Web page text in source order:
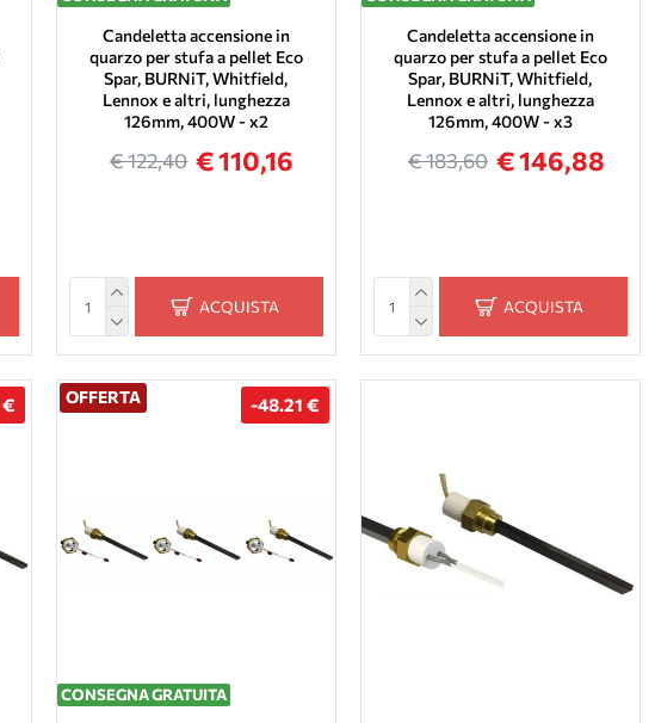
Candeletta accensione in
quarzo per stufa a pellet Eco
Spar, BURNiT, Whitfield,
Lennox e altri, lunghezza
126mm, 400W - x2
€ 110,16
€ 122,40
ACQUISTA
Candeletta accensione in
quarzo per stufa a pellet Eco
Spar, BURNiT, Whitfield,
Lennox e altri, lunghezza
126mm, 400W - x3
€ 146,88
€ 183,60
ACQUISTA
€ OFFERTA
CONSEGNA GRATUITA
-48.21 €